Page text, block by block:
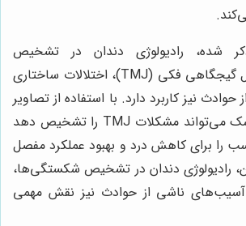
شده، رادیولوژی دندان در تشخیص
ناهنجاری‌های مفصل گیجگاهی فکی (TMJ)، اختلالات ساختاری
نیز کاربرد دارد. با استفاده از تصاویر
رادیوگرافی، دندانپزشک می‌تواند مشکلات TMJ را تشخیص دهد
را برای کاهش درد و بهبود عملکرد مفصل
رادیولوژی دندان در تشخیص شکستگی‌ها،
آسیب‌های ناشی از حوادث نیز نقش مهمی